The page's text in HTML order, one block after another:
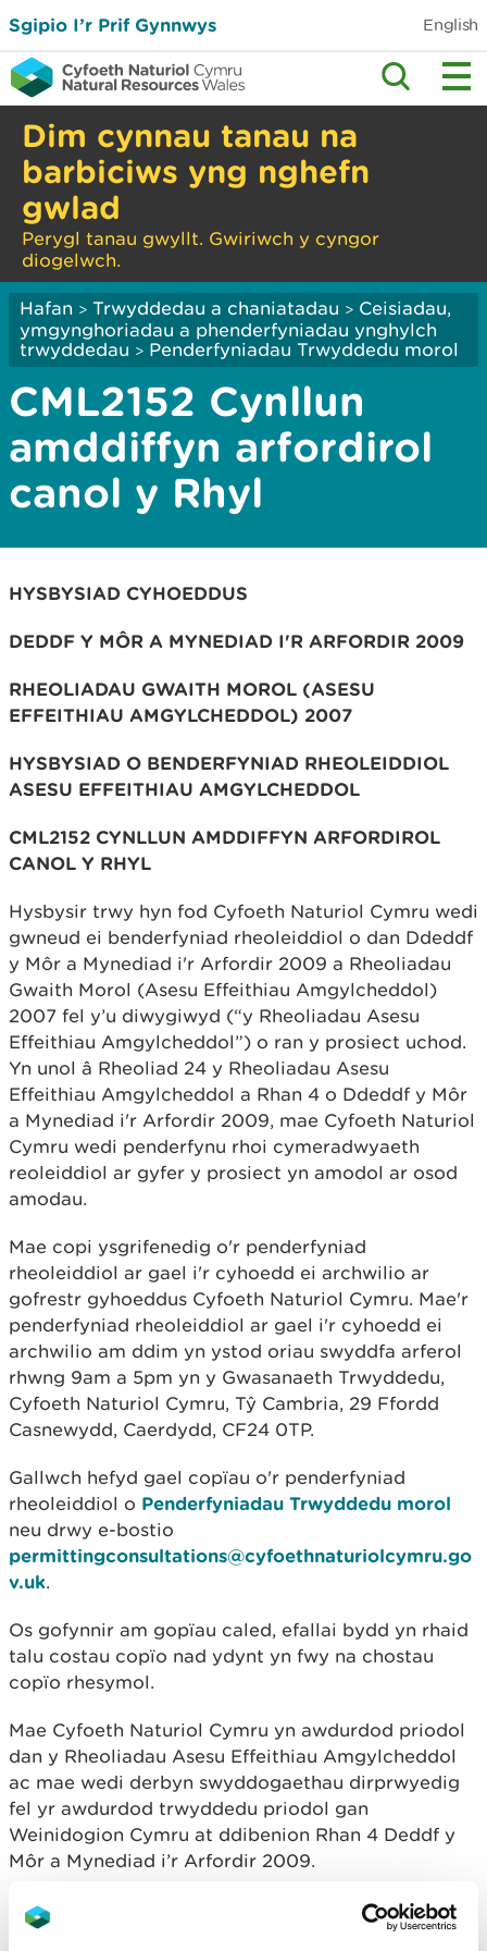
Sgipio I’r Prif Gynnwys English
Dim cynnau tanau na
barbiciws yng nghefn
gwlad
Perygl tanau gwyllt. Gwiriwch y cyngor
diogelwch.
Hafan > Trwyddedau a chaniatadau > Ceisiadau,
ymgynghoriadau a phenderfyniadau ynghylch
trwyddedau > Penderfyniadau Trwyddedu morol
CML2152 Cynllun
amddiffyn arfordirol
canol y Rhyl
HYSBYSIAD CYHOEDDUS
DEDDF Y MÔR A MYNEDIAD I'R ARFORDIR 2009
RHEOLIADAU GWAITH MOROL (ASESU
EFFEITHIAU AMGYLCHEDDOL) 2007
HYSBYSIAD O BENDERFYNIAD RHEOLEIDDIOL
ASESU EFFEITHIAU AMGYLCHEDDOL
CML2152 CYNLLUN AMDDIFFYN ARFORDIROL
CANOL Y RHYL
Hysbysir trwy hyn fod Cyfoeth Naturiol Cymru wedi
gwneud ei benderfyniad rheoleiddiol o dan Ddeddf
y Môr a Mynediad i'r Arfordir 2009 a Rheoliadau
Gwaith Morol (Asesu Effeithiau Amgylcheddol)
2007 fel y’u diwygiwyd (“y Rheoliadau Asesu
Effeithiau Amgylcheddol”) o ran y prosiect uchod.
Yn unol â Rheoliad 24 y Rheoliadau Asesu
Effeithiau Amgylcheddol a Rhan 4 o Ddeddf y Môr
a Mynediad i'r Arfordir 2009, mae Cyfoeth Naturiol
Cymru wedi penderfynu rhoi cymeradwyaeth
reoleiddiol ar gyfer y prosiect yn amodol ar osod
amodau.
Mae copi ysgrifenedig o'r penderfyniad
rheoleiddiol ar gael i'r cyhoedd ei archwilio ar
gofrestr gyhoeddus Cyfoeth Naturiol Cymru. Mae'r
penderfyniad rheoleiddiol ar gael i'r cyhoedd ei
archwilio am ddim yn ystod oriau swyddfa arferol
rhwng 9am a 5pm yn y Gwasanaeth Trwyddedu,
Cyfoeth Naturiol Cymru, Tŷ Cambria, 29 Ffordd
Casnewydd, Caerdydd, CF24 0TP.
Gallwch hefyd gael copïau o'r penderfyniad
rheoleiddiol o Penderfyniadau Trwyddedu morol
neu drwy e-bostio
permittingconsultations@cyfoethnaturiolcymru.go
v.uk.
Os gofynnir am gopïau caled, efallai bydd yn rhaid
talu costau copïo nad ydynt yn fwy na chostau
copïo rhesymol.
Mae Cyfoeth Naturiol Cymru yn awdurdod priodol
dan y Rheoliadau Asesu Effeithiau Amgylcheddol
ac mae wedi derbyn swyddogaethau dirprwyedig
fel yr awdurdod trwyddedu priodol gan
Weinidogion Cymru at ddibenion Rhan 4 Deddf y
Môr a Mynediad i’r Arfordir 2009.